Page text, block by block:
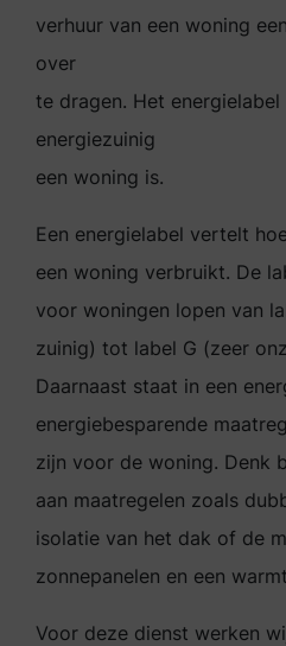
verhuur van een woning
over
te dragen. Het
energiezuinig
een woning is.
Een energielabel vertelt
een woning verbruikt. De
voor woningen lopen van
zuinig) tot label G (zeer
Daarnaast staat in een
energiebesparende
zijn voor de woning. Denk
aan maatregelen zoals
isolatie van het dak of de
zonnepanelen en een
Voor deze dienst werken